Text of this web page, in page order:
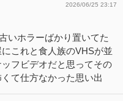
2026/06/25 23:17
いホラーばかり置いてた
これと食人族のVHSが並
フビデオだと思ってその
て仕方なかった思い出